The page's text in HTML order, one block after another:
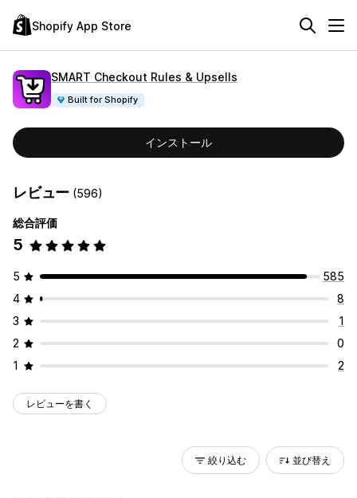
Shopify App Store
SMART Checkout Rules & Upsells
Built for Shopify
インストール
レビュー (596)
総合評価
5
5
585
4
8
3
1
2
0
1
2
レビューを書く
絞り込む 並び替え